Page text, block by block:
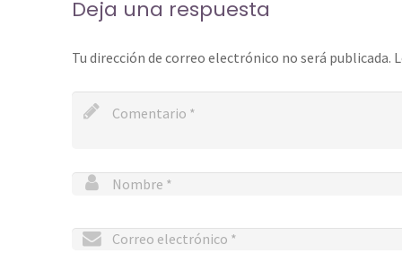
Deja una respuesta
Tu dirección de correo electrónico no será publicada.